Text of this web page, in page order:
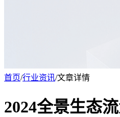
首页/行业资讯/文章详情
2024全景生态